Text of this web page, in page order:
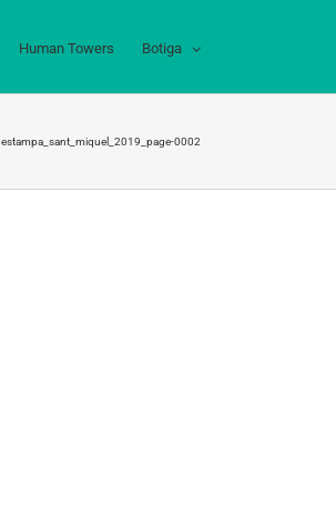
Human Towers Botiga
estampa_sant_miquel_2019_page-0002